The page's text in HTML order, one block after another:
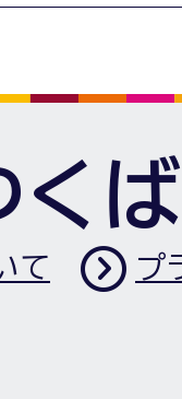
く
て プ